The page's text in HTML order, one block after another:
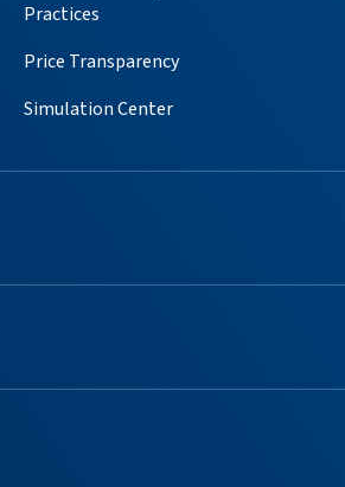
Practices
Price Transparency
Simulation Center